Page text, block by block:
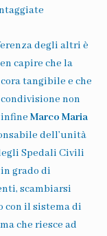
degli altri è
capire che la
tangibile e che
non
Marco Maria
dell’unità
Spedali Civili
grado di
scambiarsi
con il sistema di
che riesce ad